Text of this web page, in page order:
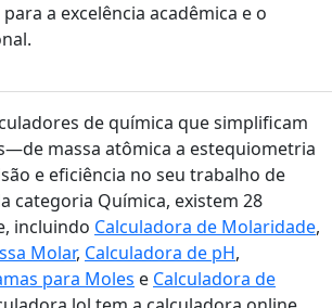
a excelência acadêmica e o
de química que simplificam
massa atômica a estequiometria
e eficiência no seu trabalho de
categoria Química, existem 28
incluindo Calculadora de Molaridade,
Molar, Calculadora de pH,
para Moles e Calculadora de